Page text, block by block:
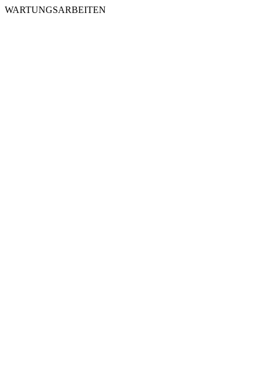
WARTUNGSARBEITEN